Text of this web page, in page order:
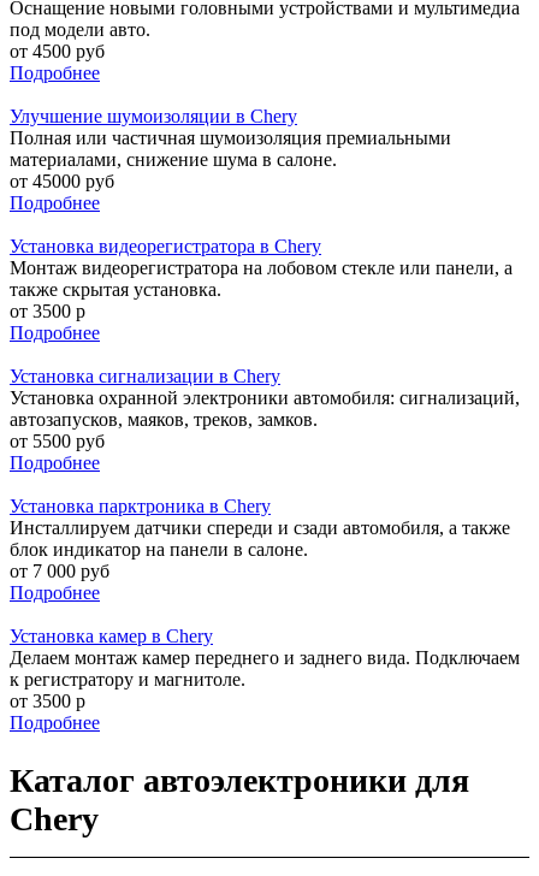
Оснащение новыми головными устройствами и мультимедиа
под модели авто.
от 4500 руб
Подробнее
Улучшение шумоизоляции в Chery
Полная или частичная шумоизоляция премиальными
материалами, снижение шума в салоне.
от 45000 руб
Подробнее
Установка видеорегистратора в Chery
Монтаж видеорегистратора на лобовом стекле или панели, а
также скрытая установка.
от 3500 р
Подробнее
Установка сигнализации в Chery
Установка охранной электроники автомобиля: сигнализаций,
автозапусков, маяков, треков, замков.
от 5500 руб
Подробнее
Установка парктроника в Chery
Инсталлируем датчики спереди и сзади автомобиля, а также
блок индикатор на панели в салоне.
от 7 000 руб
Подробнее
Установка камер в Chery
Делаем монтаж камер переднего и заднего вида. Подключаем
к регистратору и магнитоле.
от 3500 р
Подробнее
Каталог автоэлектроники для
Chery